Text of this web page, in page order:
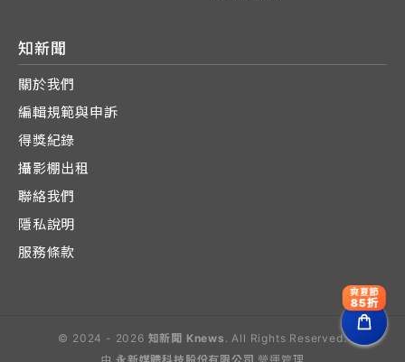
知新聞
關於我們
編輯規範與申訴
得獎紀錄
攝影棚出租
聯絡我們
隱私說明
服務條款
© 2024 - 2026 知新聞 Knews . All Rights Reserved.
爽夏節
85折